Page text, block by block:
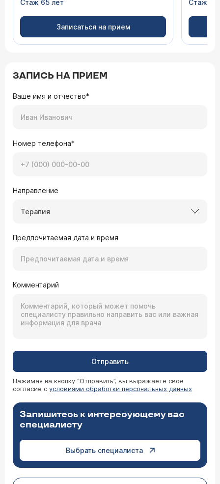
Стаж 65 лет
Записаться на прием
Стаж 43
ЗАПИСЬ НА ПРИЕМ
Ваше имя и отчество*
Номер телефона*
Направление
Терапия
Предпочитаемая дата и время
Комментарий
Отправить
Нажимая на кнопку “Отправить”, вы выражаете свое
согласие с условиями обработки персональных данных
Запишитесь к интересующему вас
специалисту
Выбрать специалиста